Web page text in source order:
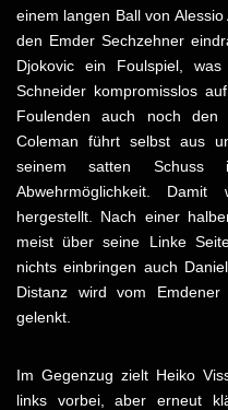
einem langen Ball von
den Emder Sechzehner
Djokovic ein Foulspiel,
Schneider kompromisslos
Foulenden auch noch den
Coleman führt selbst aus
seinem satten
Abwehrmöglichkeit.
hergestellt. Nach einer
meist über seine Linke
nichts einbringen auch
Distanz wird vom
gelenkt.
Im Gegenzug zielt Heiko
links vorbei, aber erneut